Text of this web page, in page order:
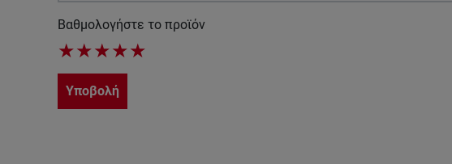
Βαθμολογήστε το προϊόν
★★★★★
Υποβολή